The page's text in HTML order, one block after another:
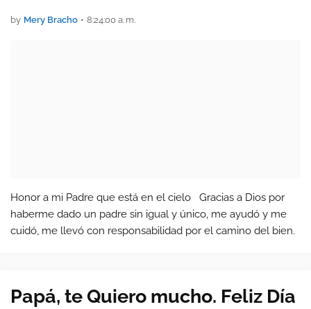
by Mery Bracho • 8:24:00 a. m.
Honor a mi Padre que está en el cielo Gracias a Dios por
haberme dado un padre sin igual y único, me ayudó y me
cuidó, me llevó con responsabilidad por el camino del bien.
Papá, te Quiero mucho. Feliz Día